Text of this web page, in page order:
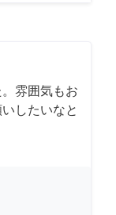
雰囲気もお
したいなと